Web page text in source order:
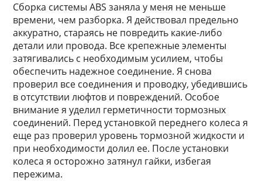
Сборка системы ABS заняла у меня не меньше
времени, чем разборка. Я действовал предельно
аккуратно, стараясь не повредить какие-либо
детали или провода. Все крепежные элементы
затягивались с необходимым усилием, чтобы
обеспечить надежное соединение. Я снова
проверил все соединения и проводку, убедившись
в отсутствии люфтов и повреждений. Особое
внимание я уделил герметичности тормозных
соединений. Перед установкой переднего колеса я
еще раз проверил уровень тормозной жидкости и
при необходимости долил ее. После установки
колеса я осторожно затянул гайки, избегая
пережима.